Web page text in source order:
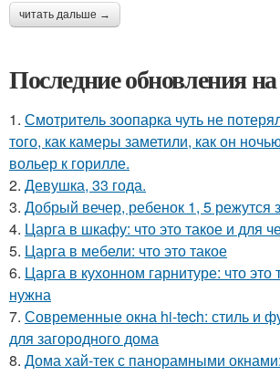
читать дальше →
Последние обновления на
1. Смотритель зоопарка чуть не
того, как камеры заметили, как он
вольер к горилле.
2. Девушка, 33 года.
3. Добрый вечер, ребенок 1, 5 режутся
4. Царга в шкафу: что это такое и для
5. Царга в мебели: что это такое
6. Царга в кухонном гарнитуре: что это
нужна
7. Современные окна hi-tech: стиль и
для загородного дома
8. Дома хай-тек с панорамными